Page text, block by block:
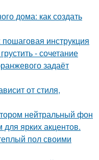
дома: как создать
инструкция
- сочетание
задаёт
от стиля,
нейтральный фон
ярких акцентов.
пол своими